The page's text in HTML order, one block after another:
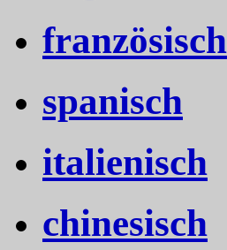
französisch
spanisch
italienisch
chinesisch